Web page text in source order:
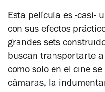
Esta película es -casi-
con sus efectos
grandes sets
buscan transportarte
como solo en el cine se
cámaras, la